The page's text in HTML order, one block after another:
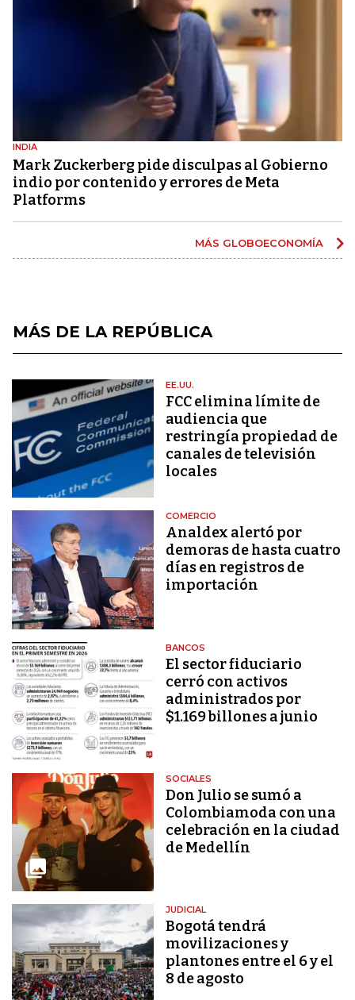
INDIA
Mark Zuckerberg pide disculpas al Gobierno
indio por contenido y errores de Meta
Platforms
MÁS GLOBOECONOMÍA
MÁS DE LA REPÚBLICA
EE.UU.
FCC elimina límite de
audiencia que
restringía propiedad de
canales de televisión
locales
COMERCIO
Analdex alertó por
demoras de hasta cuatro
días en registros de
importación
BANCOS
El sector fiduciario
cerró con activos
administrados por
$1.169 billones a junio
SOCIALES
Don Julio se sumó a
Colombiamoda con una
celebración en la ciudad
de Medellín
JUDICIAL
Bogotá tendrá
movilizaciones y
plantones entre el 6 y el
8 de agosto